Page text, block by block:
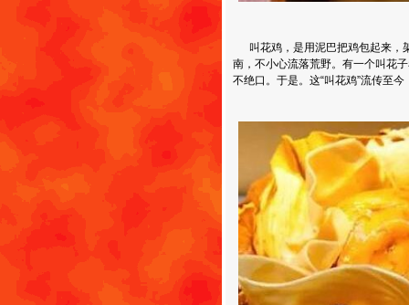
叫花鸡，是用泥巴把鸡包起来，
南，不小心流落荒野。有一个叫花
不绝口。于是。这“叫花鸡”流传至